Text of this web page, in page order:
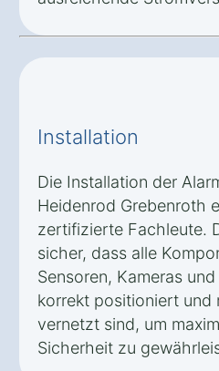
Installation
Die Installation der
Heidenrod Grebenroth
zertifizierte Fachleute.
sicher, dass alle
Sensoren, Kameras und
korrekt positioniert und
vernetzt sind, um
Sicherheit zu